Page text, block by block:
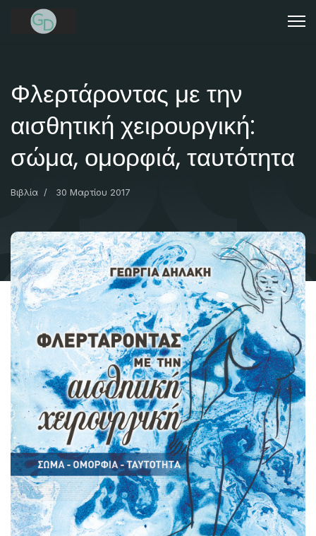
Φλερτάροντας με την
αισθητική χειρουργική:
σώμα, ομορφιά, ταυτότητα
Βιβλία 30 Μαρτίου 2017